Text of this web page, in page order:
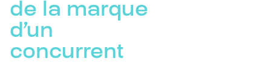
de la marque
d’un
concurrent